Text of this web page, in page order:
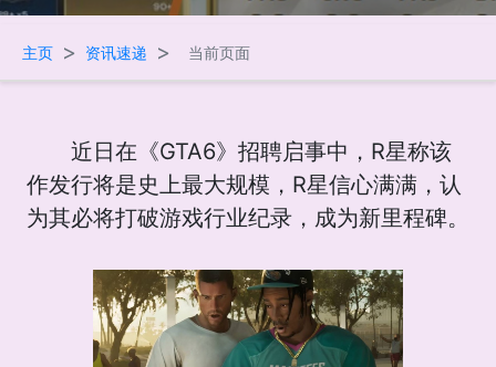
主页 > 资讯速递 > 当前页面
近日在《GTA6》招聘启事中，R星称该
作发行将是史上最大规模，R星信心满满，认
为其必将打破游戏行业纪录，成为新里程碑。